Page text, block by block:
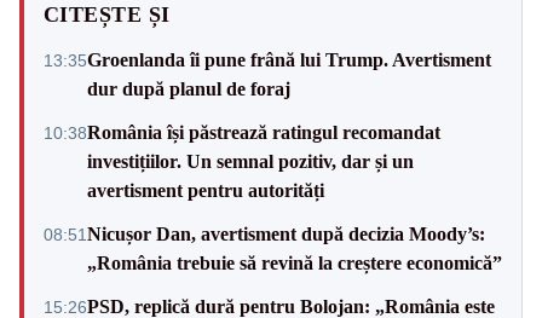
CITEȘTE ȘI
13:35Groenlanda îi pune frână lui Trump. Avertisment
dur după planul de foraj
10:38România își păstrează ratingul recomandat
investițiilor. Un semnal pozitiv, dar și un
avertisment pentru autorități
08:51Nicușor Dan, avertisment după decizia Moody’s:
„România trebuie să revină la creștere economică”
15:26PSD, replică dură pentru Bolojan: „România este